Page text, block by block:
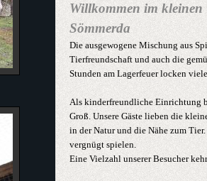
Willkommen im
Sömmerda
Die ausgewogene Mischung aus
Tierfreundschaft und auch die
Stunden am Lagerfeuer locken
Als kinderfreundliche Einrichtung
Groß. Unsere Gäste lieben die
in der Natur und die Nähe zum
vergnügt spielen.
Eine Vielzahl unserer Besucher